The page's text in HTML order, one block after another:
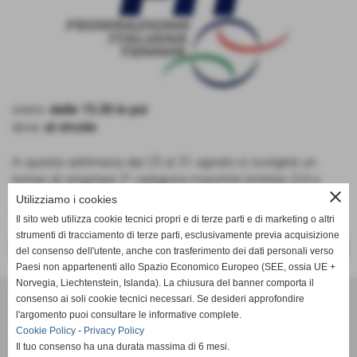
orario: dalle 15.30 in poi
al circolo
In questa settimana dal 25 al 31 agosto si svolgerà un
torneo di singolare 3° categoria maschile limitato 3/4 e
singolare di 3° categoria libero femminile e di doppio
maschile e femminile
<< PRECEDENTE SUCCESSIVO >>
Tennis Club Bisenzio ASD
Via Ada Negri, 15 - 59100 - Prato
P.I. 01526410970 C.F 92006510488
Codice univoco: M5UXCR1
close
Utilizziamo i cookies
Il sito web utilizza cookie tecnici propri e di terze parti e di marketing o altri
strumenti di tracciamento di terze parti, esclusivamente previa acquisizione
del consenso dell'utente, anche con trasferimento dei dati personali verso
Paesi non appartenenti allo Spazio Economico Europeo (SEE, ossia UE +
Norvegia, Liechtenstein, Islanda). La chiusura del banner comporta il
consenso ai soli cookie tecnici necessari. Se desideri approfondire
l'argomento puoi consultare le informative complete.
Cookie Policy - Privacy Policy
Il tuo consenso ha una durata massima di 6 mesi.